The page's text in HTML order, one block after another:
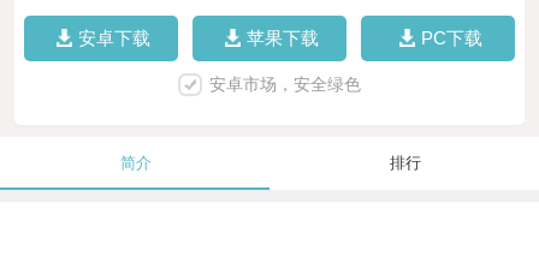
安卓下载 苹果下载 PC下载
安卓市场，安全绿色
简介 排行